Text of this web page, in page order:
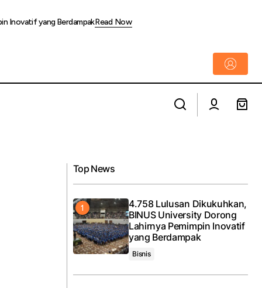
Inovatif yang BerdampakRead Now
Top News
4.758 Lulusan Dikukuhkan,
BINUS University Dorong
Lahirnya Pemimpin Inovatif
yang Berdampak
Bisnis